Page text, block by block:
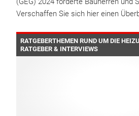
Verschaffen Sie sich hier einen
RATGEBERTHEMEN RUND UM DIE
RATGEBER & INTERVIEWS